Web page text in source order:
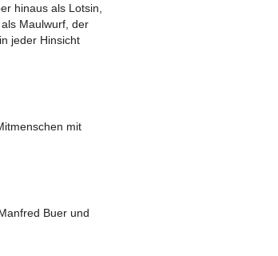
hinaus als Lotsin,
Maulwurf, der
jeder Hinsicht
mit
Buer und